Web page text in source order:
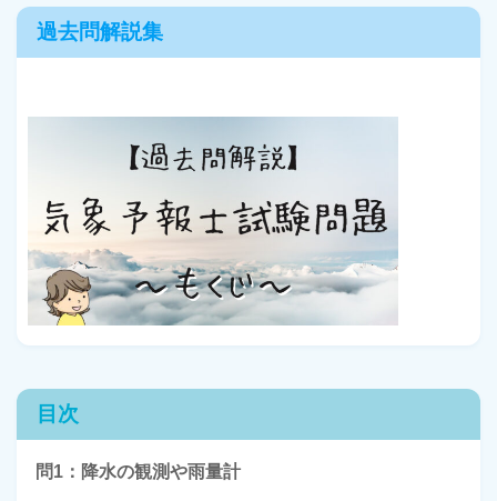
過去問解説集
目次
問1：降水の観測や雨量計